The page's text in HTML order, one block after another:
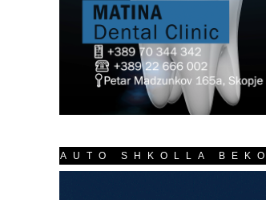
AUTO SHKOLLA BEKO